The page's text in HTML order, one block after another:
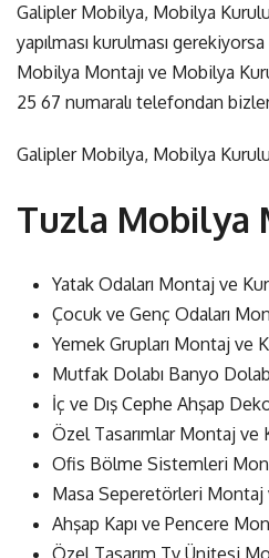
Galipler Mobilya, Mobilya
yapılması kurulması
Mobilya Montajı ve Mobilya
25 67 numaralı telefondan
Galipler Mobilya, Mobilya
Tuzla Mobilya
Yatak Odaları Montaj ve
Çocuk ve Genç Odaları
Yemek Grupları Montaj ve
Mutfak Dolabı Banyo
İç ve Dış Cephe Ahşap
Özel Tasarımlar Montaj ve
Ofis Bölme Sistemleri
Masa Seperetörleri Montaj
Ahşap Kapı ve Pencere
Özel Tasarım Tv Ünitesi